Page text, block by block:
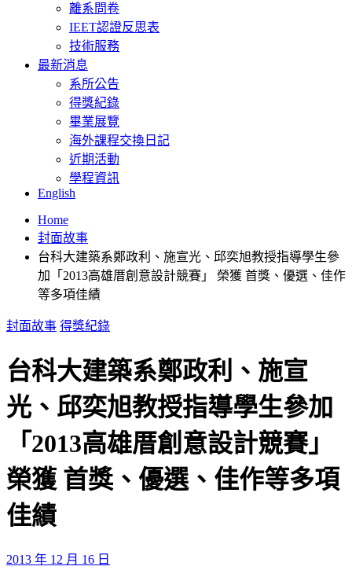
離系問卷
IEET認證反思表
技術服務
最新消息
系所公告
得獎紀錄
畢業展覽
海外課程交換日記
近期活動
學程資訊
English
Home
封面故事
台科大建築系鄭政利、施宣光、邱奕旭教授指導學生參
加「2013高雄厝創意設計競賽」 榮獲 首獎、優選、佳作
等多項佳績
封面故事 得獎紀錄
台科大建築系鄭政利、施宣
光、邱奕旭教授指導學生參加
「2013高雄厝創意設計競賽」
榮獲 首獎、優選、佳作等多項
佳績
2013 年 12 月 16 日